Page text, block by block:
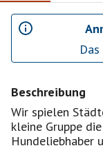
Beschreibung
Wir spielen
kleine Gruppe
Hundeliebhaber